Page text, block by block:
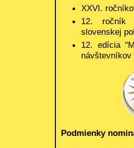
XXVI.
12. ročník
slovenskej
12. edícia
návštevníkov
Podmienky